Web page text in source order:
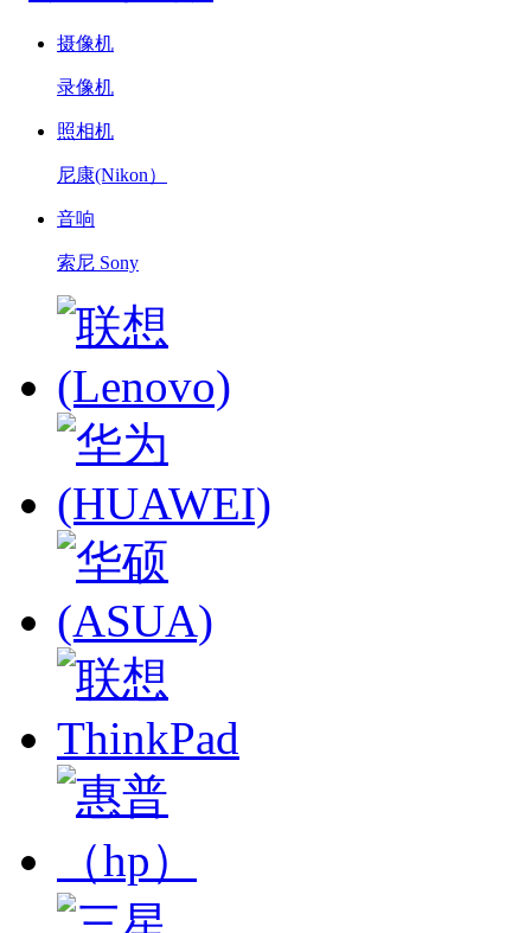
摄像机
录像机
照相机
尼康(Nikon）
音响
索尼 Sony